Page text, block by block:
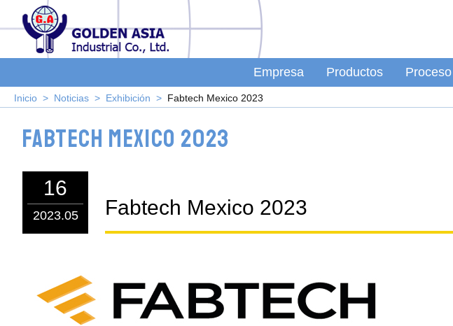
Empresa Productos Proceso
Inicio Noticias Exhibición Fabtech Mexico 2023
Fabtech Mexico 2023
16
2023.05 Fabtech Mexico 2023